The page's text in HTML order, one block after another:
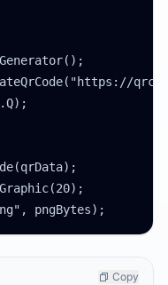
pngBytes);
Copy